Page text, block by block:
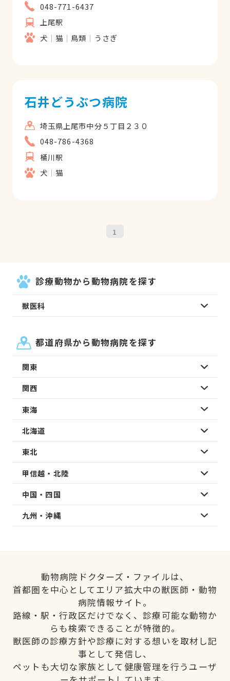
048-771-6437
上尾駅
犬
猫 鳥類 うさぎ
石井どうぶつ病院
埼玉県上尾市中分５丁目２３０
048-786-4368
桶川駅
犬
猫
1
診療動物から動物病院を探す
獣医科
都道府県から動物病院を探す
関東
関西
東海
北海道
東北
甲信越・北陸
中国・四国
九州・沖縄
動物病院ドクターズ・ファイルは、
首都圏を中心としてエリア拡大中の獣医師・動物
病院情報サイト。
路線・駅・行政区だけでなく、診療可能な動物か
らも検索できることが特徴的。
獣医師の診療方針や診療に対する想いを取材し記
事として発信し、
ペットも大切な家族として健康管理を行うユーザ